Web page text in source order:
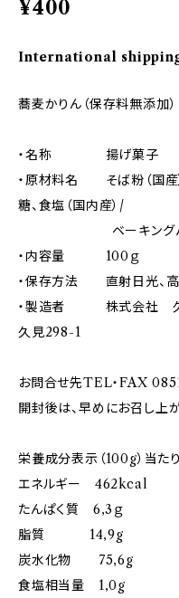
¥400
International
蕎麦かりん（保存料無添加）
・名称 揚げ菓子
・原材料名 そば粉（国産）
糖、食塩（国内産）/
ベーキングパウダー
・内容量 100ｇ
・保存方法 直射日光、高
・製造者 株式会社 久
久見298-1
お問合せ先TEL・FAX
開封後は、早めにお召し上が
栄養成分表示（100g）当たり
エネルギー 462kcal
たんぱく質 6,3ｇ
脂質 14,9g
炭水化物 75,6g
食塩相当量 1,0g